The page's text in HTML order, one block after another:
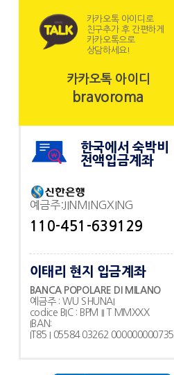
카카오톡 아이디로
친구추가 후 간편하게
카카오톡으로
상담하세요!
카카오톡 아이디
bravoroma
한국에서 숙박비
전액입금계좌
예금주:JINMINGXING
110-451-639129
이태리 현지 입금계좌
BANCA POPOLARE DI MILANO
예금주 : WU SHUNAI
codice BIC : BPM II T MMXXX
IBAN:
IT85 I 05584 03262 000000000735